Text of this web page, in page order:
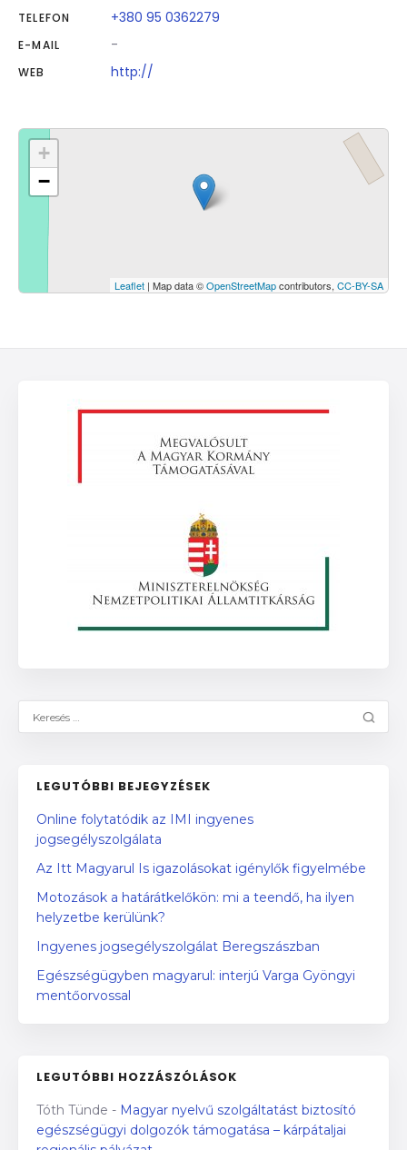
TELEFON +380 95 0362279
E-MAIL -
WEB http://
+
−
Leaflet | Map data ©OpenStreetMapcontributors, CC-BY-SA
LEGUTÓBBI BEJEGYZÉSEK
Online folytatódik az IMI ingyenes
jogsegélyszolgálata
Az Itt Magyarul Is igazolásokat igénylők figyelmébe
Motozások a határátkelőkön: mi a teendő, ha ilyen
helyzetbe kerülünk?
Ingyenes jogsegélyszolgálat Beregszászban
Egészségügyben magyarul: interjú Varga Gyöngyi
mentőorvossal
LEGUTÓBBI HOZZÁSZÓLÁSOK
Tóth Tünde - Magyar nyelvű szolgáltatást biztosító
egészségügyi dolgozók támogatása – kárpátaljai